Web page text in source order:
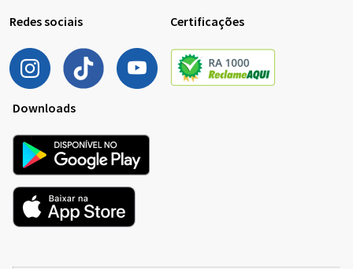
Redes sociais Certificações
Downloads